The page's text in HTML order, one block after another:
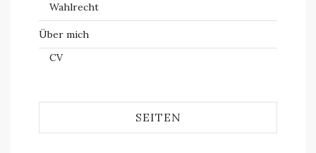
Wahlrecht
Über mich
CV
SEITEN